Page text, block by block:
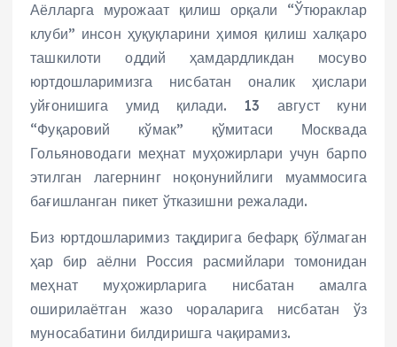
Аёлларга мурожаат қилиш орқали “Ўтюраклар
клуби” инсон ҳуқуқларини ҳимоя қилиш халқаро
ташкилоти оддий ҳамдардликдан мосуво
юртдошларимизга нисбатан оналик ҳислари
уйғонишига умид қилади. 13 август куни
“Фуқаровий кўмак” қўмитаси Москвада
Гольяноводаги меҳнат муҳожирлари учун барпо
этилган лагернинг ноқонунийлиги муаммосига
бағишланган пикет ўтказишни режалади.
Биз юртдошларимиз тақдирига бефарқ бўлмаган
ҳар бир аёлни Россия расмийлари томонидан
меҳнат муҳожирларига нисбатан амалга
оширилаётган жазо чораларига нисбатан ўз
муносабатини билдиришга чақирамиз.